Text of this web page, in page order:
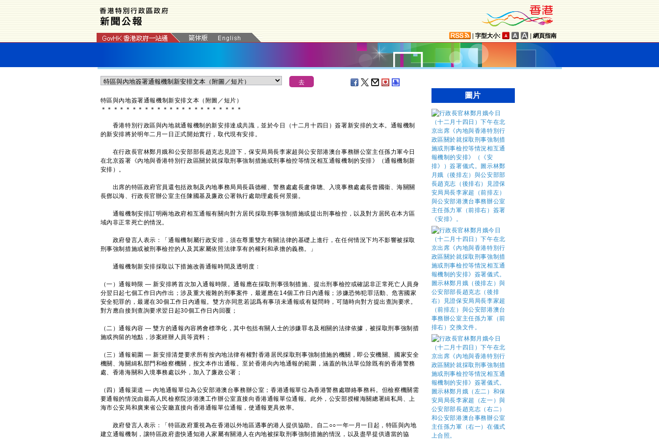
字型大小: 網頁指南
特區與內地簽署通報機制新安排文本（附圖／短片）
＊ ＊ ＊ ＊ ＊ ＊ ＊ ＊ ＊ ＊ ＊ ＊ ＊ ＊ ＊ ＊ ＊ ＊ ＊ ＊ ＊ ＊ ＊
香港特別行政區與內地就通報機制的新安排達成共識，並於今日（十二月十四日）簽署新安排的文本。通報機制
的新安排將於明年二月一日正式開始實行，取代現有安排。
在行政長官林鄭月娥和公安部部長趙克志見證下，保安局局長李家超與公安部港澳台事務辦公室主任孫力軍今日
在北京簽署《內地與香港特別行政區關於就採取刑事強制措施或刑事檢控等情況相互通報機制的安排》（通報機制新
安排）。
出席的特區政府官員還包括政制及內地事務局局長聶德權、警務處處長盧偉聰、入境事務處處長曾國衞、海關關
長鄧以海、行政長官辦公室主任陳國基及廉政公署執行處助理處長何景揚。
通報機制安排訂明兩地政府相互通報有關向對方居民採取刑事強制措施或提出刑事檢控，以及對方居民在本方區
域內非正常死亡的情況。
政府發言人表示：「通報機制屬行政安排，須在尊重雙方有關法律的基礎上進行，在任何情況下均不影響被採取
刑事強制措施或被刑事檢控的人及其家屬依照法律享有的權利和承擔的義務。」
通報機制新安排採取以下措施改善通報時間及透明度﹕
（一）通報時限 ― 新安排將首次加入通報時限。通報應在採取刑事强制措施、提出刑事檢控或確認非正常死亡人員身
分翌日起七個工作日內作出；涉及重大複雜的刑事案件，最遲應在14個工作日內通報；涉嫌恐怖犯罪活動、危害國家
安全犯罪的，最遲在30個工作日內通報。雙方亦同意若認爲有事項未通報或有疑問時，可隨時向對方提出查詢要求。
對方應自接到查詢要求翌日起30個工作日內回覆；
（二）通報內容 ― 雙方的通報內容將會標準化，其中包括有關人士的涉嫌罪名及相關的法律依據，被採取刑事強制措
施或拘留的地點，涉案經辦人員等資料；
（三）通報範圍 ― 新安排清楚要求所有按內地法律有權對香港居民採取刑事強制措施的機關，即公安機關、國家安全
機關、海關緝私部門和檢察機關，按文本作出通報。至於香港向內地通報的範圍，涵蓋的執法單位除既有的香港警務
處、香港海關和入境事務處以外，加入了廉政公署；
（四）通報渠道 ― 內地通報單位為公安部港澳台事務辦公室；香港通報單位為香港警務處聯絡事務科。但檢察機關需
要通報的情況由最高人民檢察院涉港澳工作辦公室直接向香港通報單位通報。此外，公安部授權海關總署緝私局、上
海市公安局和廣東省公安廳直接向香港通報單位通報，使通報更具效率。
政府發言人表示：「特區政府重視為在香港以外地區遇事的港人提供協助。自二○○一年一月一日起，特區與內地
建立通報機制，讓特區政府盡快通知港人家屬有關港人在內地被採取刑事強制措施的情況，以及盡早提供適當的協
圖片